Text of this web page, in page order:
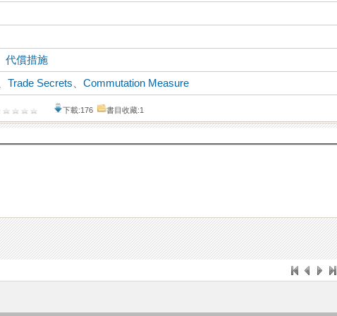
、代償措施
、Trade Secrets 、Commutation Measure
下載:176 書目收藏:1